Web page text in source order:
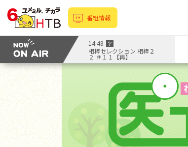
番組情報
14:48 字
相棒セレクション 相棒２
２ ＃１１【再】